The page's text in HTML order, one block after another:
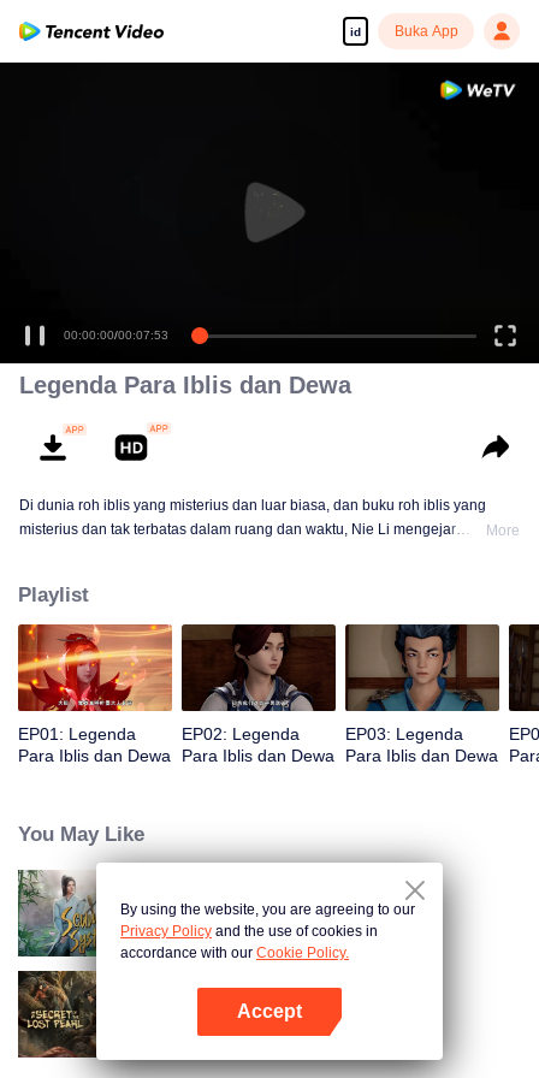
id Buka App
Tonton dengan kualitas tinggi dan lancar
00:00:00/00:07:53
Legenda Para Iblis dan Dewa
Di dunia roh iblis yang misterius dan luar biasa, dan buku roh iblis yang
misterius dan tak terbatas dalam ruang dan waktu, Nie Li mengejar
gadis tersebut? Ada juga sahabat seperjuangan yang berbagi suka dan
duka, melatih keterampilan terkuat dan kekuatan roh iblis terkuat bersama,
dan menginjakkan kaki di puncak seni bela diri. Aku, Nie Li, harus menjadi
spiritualis iblis terkuat!
More
Playlist
EP01: Legenda
Para Iblis dan Dewa
EP02: Legenda
Para Iblis dan Dewa
EP03: Legenda
Para Iblis dan Dewa
You May Like
Siasat Jahat
Misteri Artefak yang Hilang
By using the website, you are agreeing to our
Privacy Policy and the use of cookies in
accordance with our Cookie Policy.
Accept